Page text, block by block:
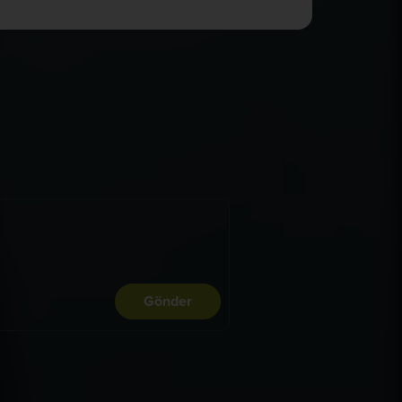
Gönder